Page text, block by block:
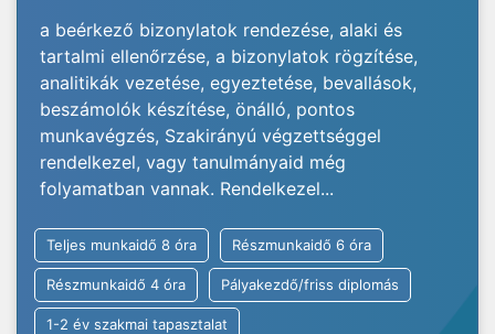
a beérkező bizonylatok rendezése, alaki és
tartalmi ellenőrzése, a bizonylatok rögzítése,
analitikák vezetése, egyeztetése, bevallások,
beszámolók készítése, önálló, pontos
munkavégzés, Szakirányú végzettséggel
rendelkezel, vagy tanulmányaid még
folyamatban vannak. Rendelkezel...
Teljes munkaidő 8 óra Részmunkaidő 6 óra
Részmunkaidő 4 óra Pályakezdő/friss diplomás
1-2 év szakmai tapasztalat